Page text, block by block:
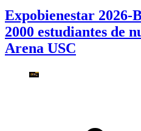
Expobienestar 2026-
2000 estudiantes de
Arena USC